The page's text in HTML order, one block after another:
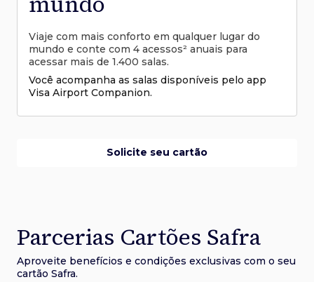
Viaje com mais conforto em qualquer lugar do
mundo e conte com 4 acessos² anuais para
acessar mais de 1.400 salas.
Você acompanha as salas disponíveis pelo app
Visa Airport Companion.
Solicite seu cartão
Parcerias Cartões Safra
Aproveite benefícios e condições exclusivas com o seu
cartão Safra.